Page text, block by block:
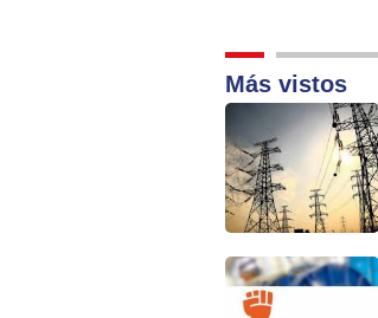
Más vistos